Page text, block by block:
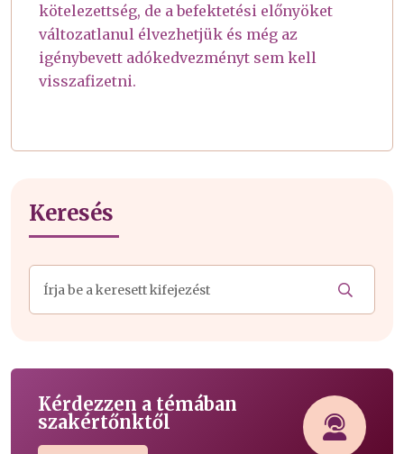
kötelezettség, de a befektetési előnyöket
változatlanul élvezhetjük és még az
igénybevett adókedvezményt sem kell
visszafizetni.
Keresés
Kérdezzen a témában
szakértőnktől